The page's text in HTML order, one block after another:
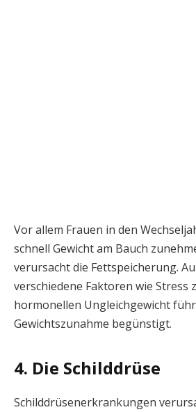
Vor allem Frauen in den
schnell Gewicht am Bauch
verursacht die Fettspeicherung.
verschiedene Faktoren wie Stress
hormonellen Ungleichgewicht
Gewichtszunahme begünstigt.
4. Die Schilddrüse
Schilddrüsenerkrankungen